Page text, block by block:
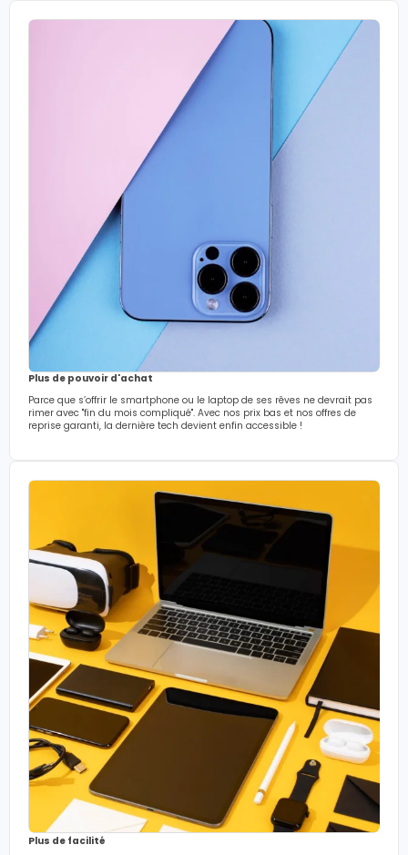
Plus de pouvoir d'achat
Parce que s’offrir le smartphone ou le laptop de ses rêves ne devrait pas
rimer avec "fin du mois compliqué". Avec nos prix bas et nos offres de
reprise garanti, la dernière tech devient enfin accessible !
Plus de facilité